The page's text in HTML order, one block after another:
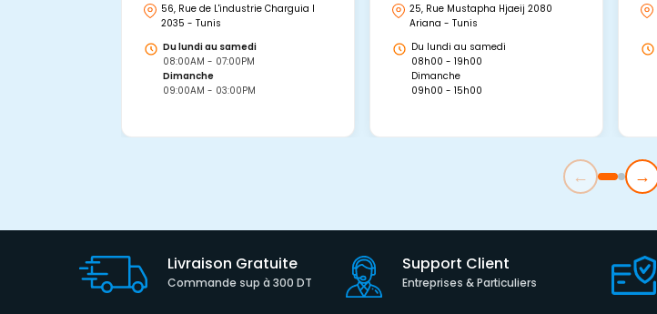
56, Rue de L'industrie Charguia I
2035 - Tunis
Du lundi au samedi
08:00AM - 07:00PM
Dimanche
09:00AM - 03:00PM
25, Rue Mustapha Hjaeij 2080
Ariana - Tunis
Du lundi au samedi
08h00 - 19h00
Dimanche
09h00 - 15h00
← →
Livraison Gratuite
Commande sup à 300 DT
Support Client
Entreprises & Particuliers